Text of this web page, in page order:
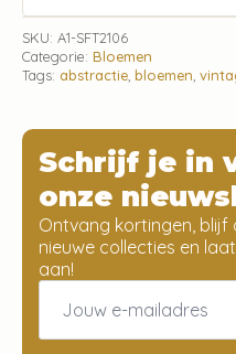
SKU: A1-SFT2106
Categorie: Bloemen
Tags: abstractie bloemen
Schrijf je in
onze
Ontvang kortingen, blijf
nieuwe collecties en
aan!
Email